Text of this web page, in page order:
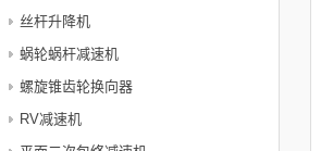
丝杆升降机
蜗轮蜗杆减速机
螺旋锥齿轮换向器
RV减速机